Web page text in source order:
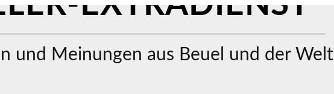
und Meinungen aus Beuel und der Welt